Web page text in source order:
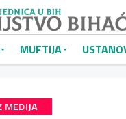
MUFTIJA
MEDIJA